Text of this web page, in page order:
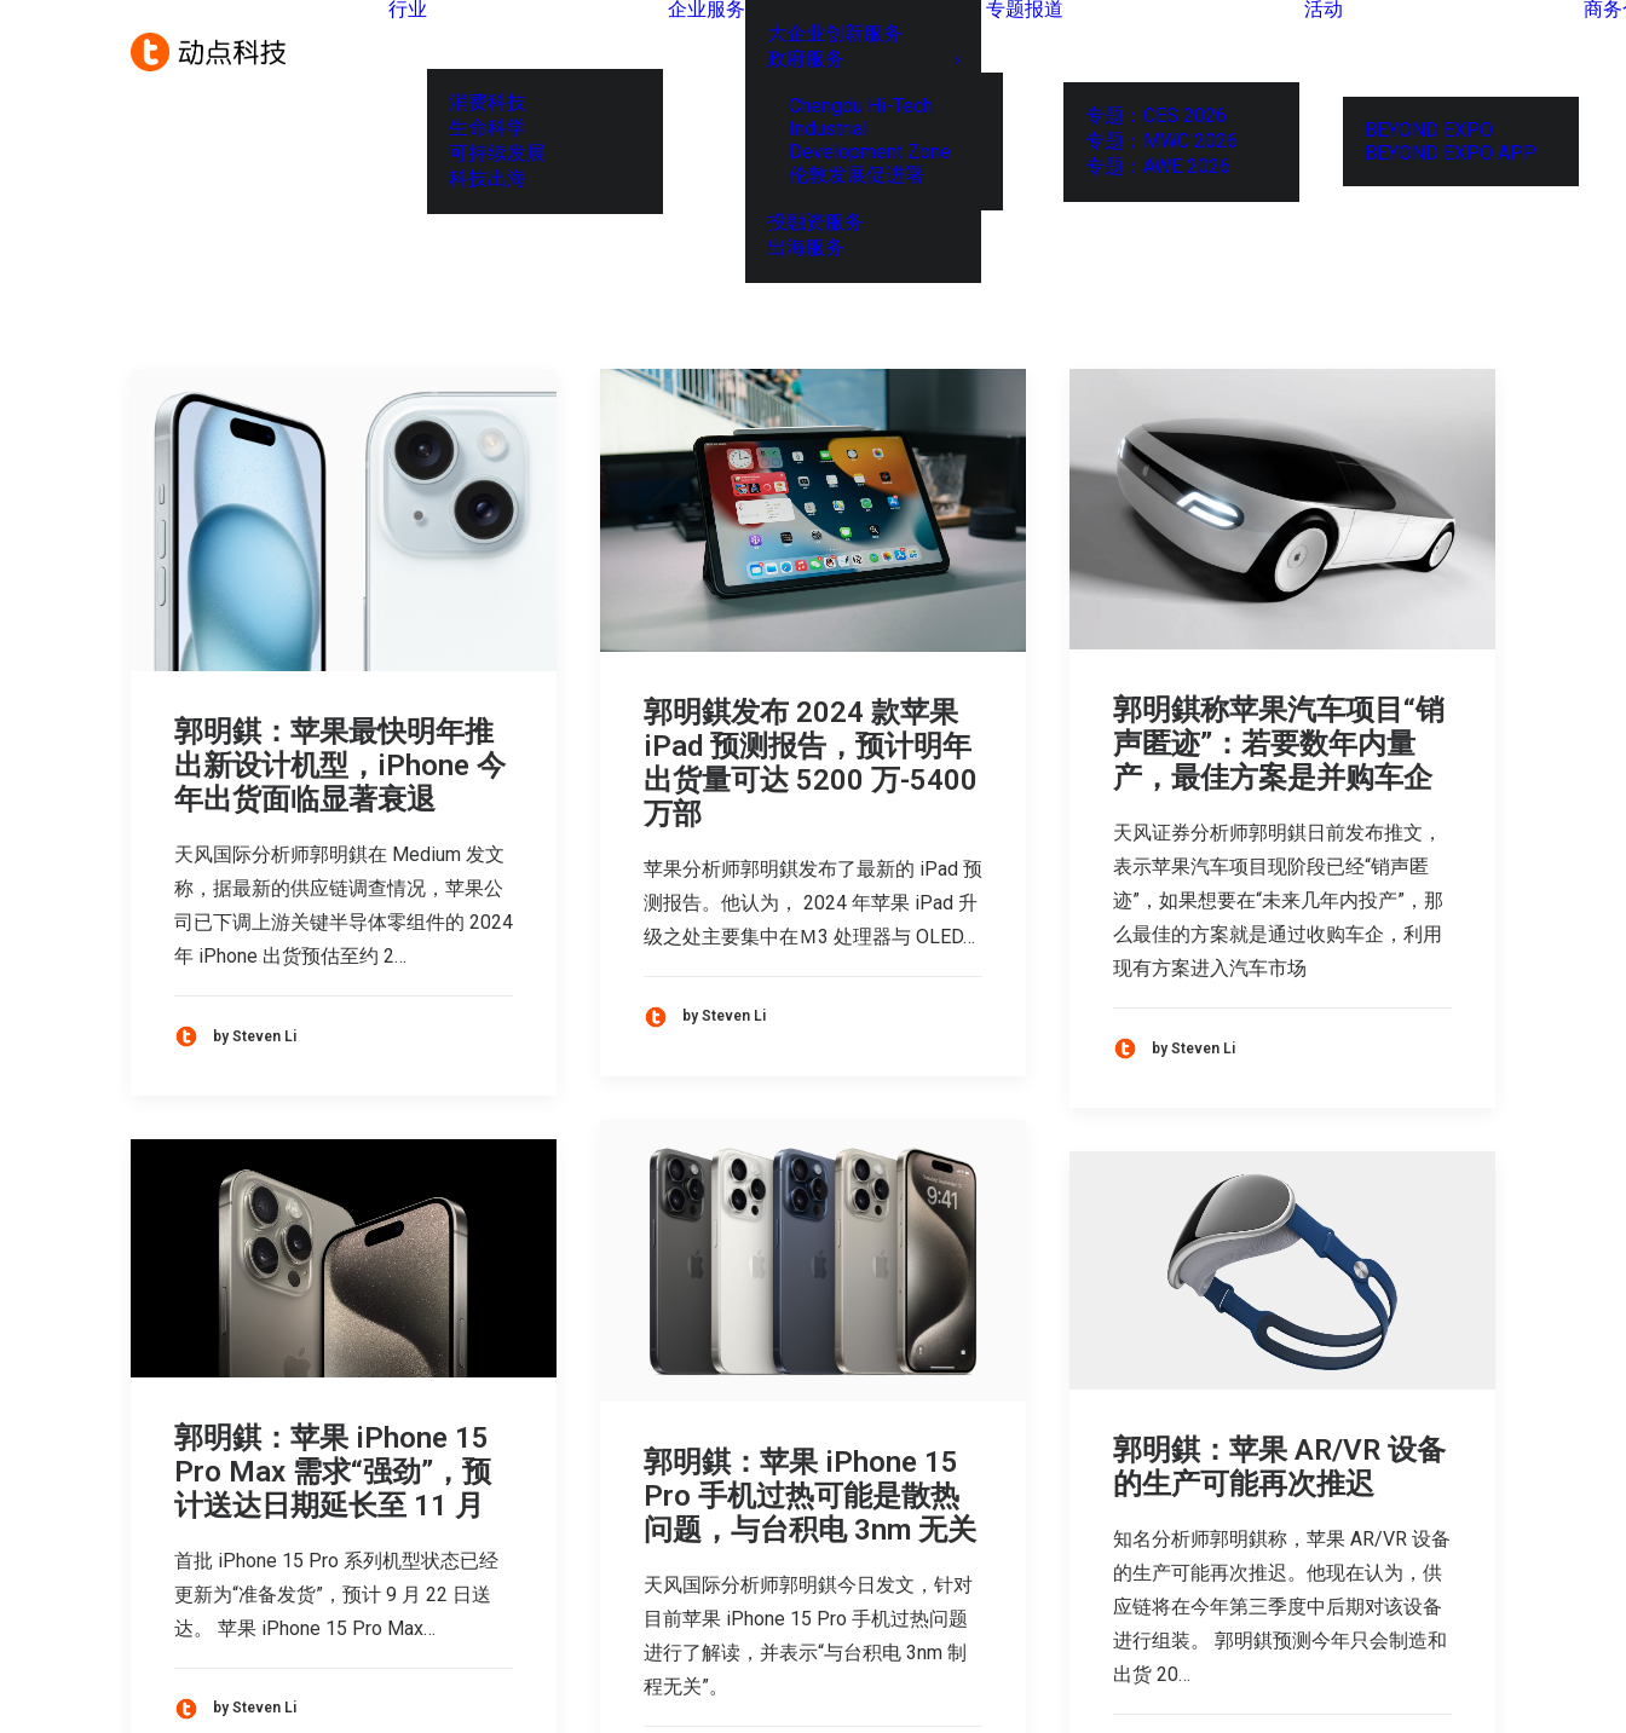
行业
消费科技
生命科学
可持续发展
科技出海
企业服务
大企业创新服务
政府服务
Chengdu Hi-Tech
Industrial
Development Zone
伦敦发展促进署
投融资服务
出海服务
专题报道
专题：CES 2026
专题：MWC 2026
专题：AWE 2026
活动
BEYOND EXPO
BEYOND EXPO APP
商
郭明錤：苹果最快明年推
出新设计机型，iPhone 今
年出货面临显著衰退
天风国际分析师郭明錤在 Medium 发文
称，据最新的供应链调查情况，苹果公
司已下调上游关键半导体零组件的 2024
年 iPhone 出货预估至约 2…
by Steven Li
郭明錤发布 2024 款苹果
iPad 预测报告，预计明年
出货量可达 5200 万-5400
万部
苹果分析师郭明錤发布了最新的 iPad 预
测报告。他认为， 2024 年苹果 iPad 升
级之处主要集中在Ｍ3 处理器与 OLED…
by Steven Li
郭明錤称苹果汽车项目“销
声匿迹”：若要数年内量
产，最佳方案是并购车企
天风证券分析师郭明錤日前发布推文，
表示苹果汽车项目现阶段已经“销声匿
迹”，如果想要在“未来几年内投产”，那
么最佳的方案就是通过收购车企，利用
现有方案进入汽车市场
by Steven Li
郭明錤：苹果 iPhone 15
Pro 手机过热可能是散热
问题，与台积电 3nm 无关
天风国际分析师郭明錤今日发文，针对
目前苹果 iPhone 15 Pro 手机过热问题
进行了解读，并表示“与台积电 3nm 制
程无关”。
郭明錤：苹果 iPhone 15
Pro Max 需求“强劲”，预
计送达日期延长至 11 月
首批 iPhone 15 Pro 系列机型状态已经
更新为“准备发货”，预计 9 月 22 日送
达。 苹果 iPhone 15 Pro Max…
by Steven Li
郭明錤：苹果 AR/VR 设备
的生产可能再次推迟
知名分析师郭明錤称，苹果 AR/VR 设备
的生产可能再次推迟。他现在认为，供
应链将在今年第三季度中后期对该设备
进行组装。 郭明錤预测今年只会制造和
出货 20…